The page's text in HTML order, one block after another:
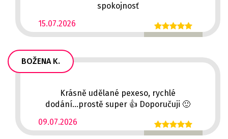
15.07.2026
spokojnosť
BOŽENA K.
09.07.2026
Krásně udělané pexeso, rychlé
dodání...prostě super 👍 Doporučuji 🙂